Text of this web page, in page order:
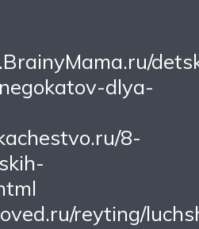
dlya-
8-
reyting/